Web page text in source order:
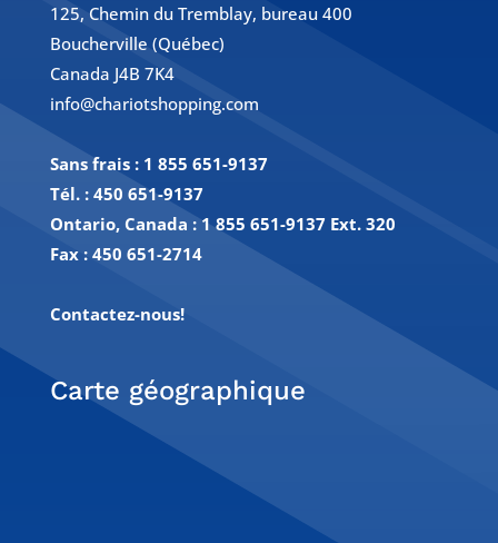
125, Chemin du Tremblay, bureau 400
Boucherville (Québec)
Canada J4B 7K4
info@chariotshopping.com
Sans frais : 1 855 651-9137
Tél. : 450 651-9137
Ontario, Canada : 1 855 651-9137 Ext. 320
Fax : 450 651-2714
Contactez-nous!
Carte géographique